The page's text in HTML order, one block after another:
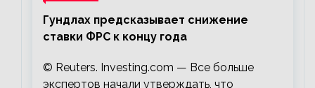
Гундлах предсказывает снижение
ставки ФРС к концу года
© Reuters. Investing.com — Все больше
экспертов начали утверждать, что